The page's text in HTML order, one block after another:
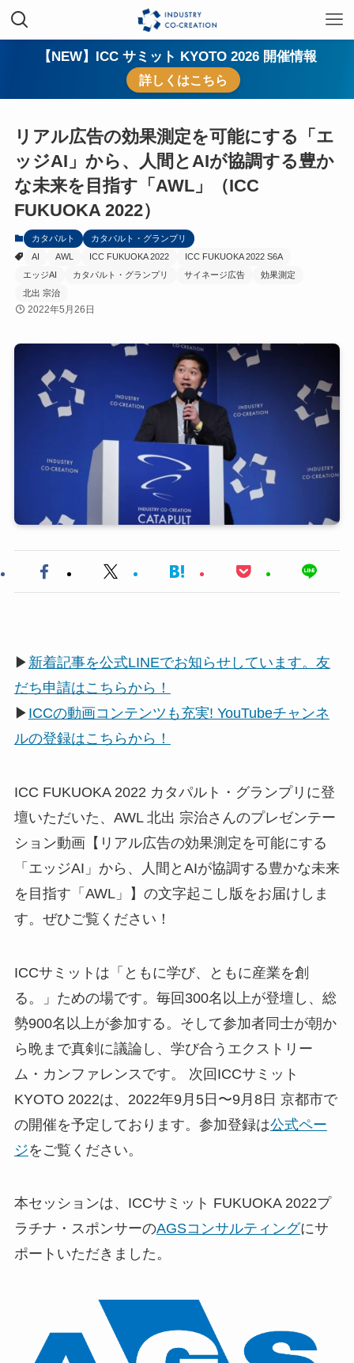
【NEW】ICC サミット KYOTO 2026 開催情報
詳しくはこちら
リアル広告の効果測定を可能にする「エ
ッジAI」から、人間とAIが協調する豊か
な未来を目指す「AWL」（ICC
FUKUOKA 2022）
カタパルト
カタパルト・グランプリ
AI
AWL ICC FUKUOKA 2022
ICC FUKUOKA 2022 S6A
エッジAI
カタパルト・グランプリ サイネージ広告
効果測定
北出 宗治
2022年5月26日
▶ 新着記事を公式LINEでお知らせしています。友
だち申請はこちらから！
▶ ICCの動画コンテンツも充実! YouTubeチャンネ
ルの登録はこちらから！
ICC FUKUOKA 2022 カタパルト・グランプリに登
壇いただいた、AWL 北出 宗治さんのプレゼンテー
ション動画【リアル広告の効果測定を可能にする
「エッジAI」から、人間とAIが協調する豊かな未来
を目指す「AWL」】の文字起こし版をお届けしま
す。ぜひご覧ください！
ICCサミットは「ともに学び、ともに産業を創
る。」ための場です。毎回300名以上が登壇し、総
勢900名以上が参加する。そして参加者同士が朝か
ら晩まで真剣に議論し、学び合うエクストリー
ム・カンファレンスです。 次回ICCサミット
KYOTO 2022は、2022年9月5日〜9月8日 京都市で
の開催を予定しております。参加登録は公式ペー
ジをご覧ください。
本セッションは、ICCサミット FUKUOKA 2022プ
ラチナ・スポンサーのAGSコンサルティングにサ
ポートいただきました。